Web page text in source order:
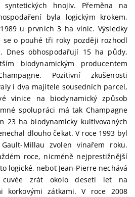
hnojiv. Přeměna na
byla logickým krokem,
u prvních 3 ha vinic. Výsledky
o pouhé tři roky později rozhodl
Dnes obhospodařují 15 ha půdy,
biodynamickým producentem
Pozitivní zkušenosti
i dva majitele sousedních parcel,
vinice na biodynamický způsob
spolupráci má tak Champagne
23 ha biodynamicky kultivovaných
dlouho čekat. V roce 1993 byl
Millau zvolen vinařem roku.
roce, nicméně nejprestižnější
logické, neboť Jean-Pierre nechává
cuvée zrát okolo deseti let na
korkovými zátkami. V roce 2008